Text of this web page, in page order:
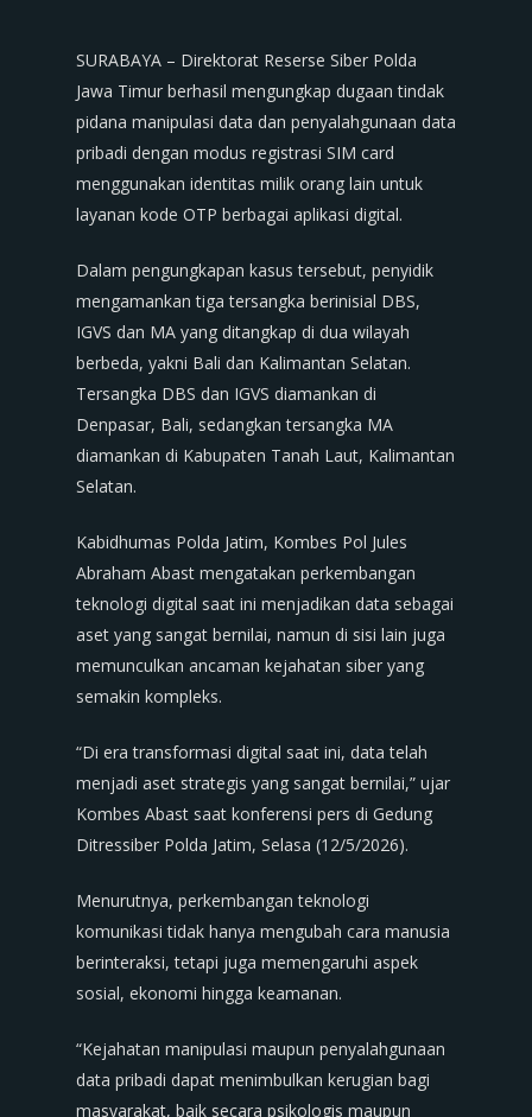
SURABAYA – Direktorat Reserse Siber Polda
Jawa Timur berhasil mengungkap dugaan tindak
pidana manipulasi data dan penyalahgunaan data
pribadi dengan modus registrasi SIM card
menggunakan identitas milik orang lain untuk
layanan kode OTP berbagai aplikasi digital.
Dalam pengungkapan kasus tersebut, penyidik
mengamankan tiga tersangka berinisial DBS,
IGVS dan MA yang ditangkap di dua wilayah
berbeda, yakni Bali dan Kalimantan Selatan.
Tersangka DBS dan IGVS diamankan di
Denpasar, Bali, sedangkan tersangka MA
diamankan di Kabupaten Tanah Laut, Kalimantan
Selatan.
Kabidhumas Polda Jatim, Kombes Pol Jules
Abraham Abast mengatakan perkembangan
teknologi digital saat ini menjadikan data sebagai
aset yang sangat bernilai, namun di sisi lain juga
memunculkan ancaman kejahatan siber yang
semakin kompleks.
“Di era transformasi digital saat ini, data telah
menjadi aset strategis yang sangat bernilai,” ujar
Kombes Abast saat konferensi pers di Gedung
Ditressiber Polda Jatim, Selasa (12/5/2026).
Menurutnya, perkembangan teknologi
komunikasi tidak hanya mengubah cara manusia
berinteraksi, tetapi juga memengaruhi aspek
sosial, ekonomi hingga keamanan.
“Kejahatan manipulasi maupun penyalahgunaan
data pribadi dapat menimbulkan kerugian bagi
masyarakat, baik secara psikologis maupun